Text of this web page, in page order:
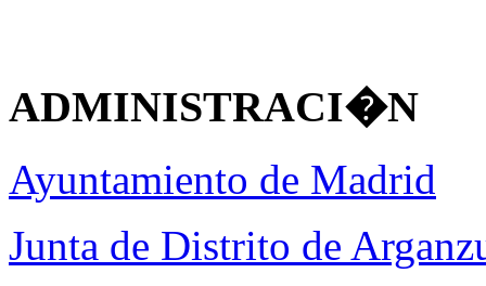
ADMINISTRACI�N
Ayuntamiento de Madrid
Junta de Distrito de